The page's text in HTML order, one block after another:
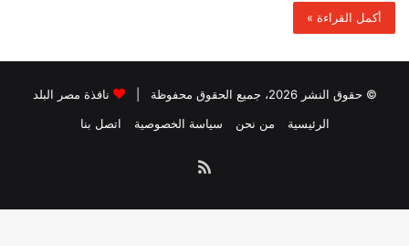
أكمل القراءة »
© حقوق النشر 2026، جميع الحقوق محفوظة |
نافذة مصر البلد
الرئيسية
من نحن سياسة الخصوصية اتصل بنا
ملخص
الموقع